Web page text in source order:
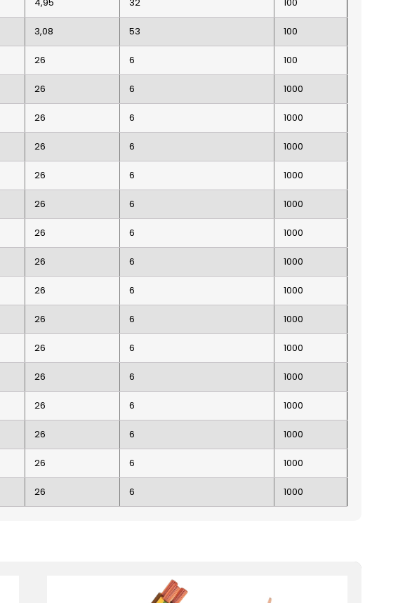
3,08 53 100
26 6 100
26 6 1000
26 6 1000
26 6 1000
26 6 1000
26 6 1000
26 6 1000
26 6 1000
26 6 1000
26 6 1000
26 6 1000
26 6 1000
26 6 1000
26 6 1000
26 6 1000
26 6 1000